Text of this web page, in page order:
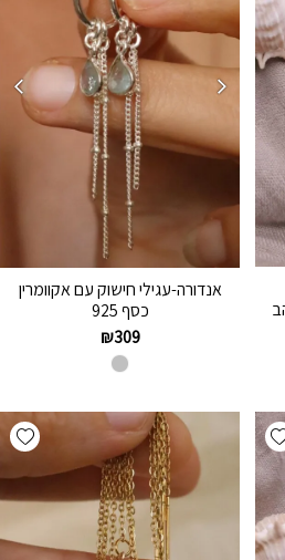
אנדורה-עגילי חישוק עם אקוומרין
כסף 925
₪309
Add wishlist